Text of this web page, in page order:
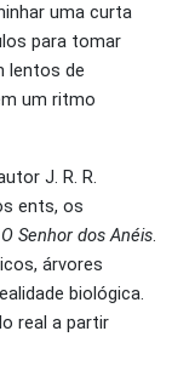
uma curta
para tomar
lentos de
um ritmo
J. R. R.
ents, os
O Senhor dos Anéis.
árvores
biológica.
real a partir